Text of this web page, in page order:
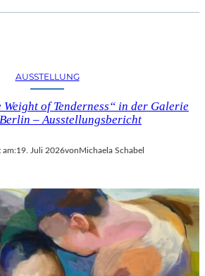
AUSSTELLUNG
Weight of Tenderness“ in der Galerie
– Ausstellungsbericht
am:19. Juli 2026von Michaela Schabel